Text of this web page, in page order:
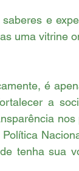
e
uma vitrine
a
tenha sua